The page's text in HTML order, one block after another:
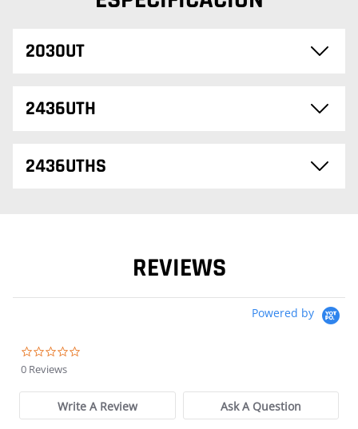
2030UT
2436UTH
2436UTHS
REVIEWS
Powered by
0 Reviews
Write A Review Ask A Question